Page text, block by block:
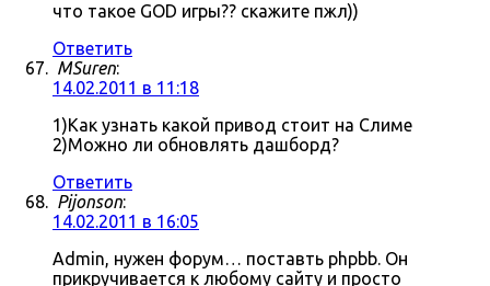
что такое GOD игры?? скажите пжл))
Ответить
MSuren:
14.02.2011 в 11:18
1)Как узнать какой привод стоит на Слиме
2)Можно ли обновлять дашборд?
Ответить
Pijonson:
14.02.2011 в 16:05
Admin, нужен форум… поставть phpbb. Он
прикручивается к любому сайту и просто